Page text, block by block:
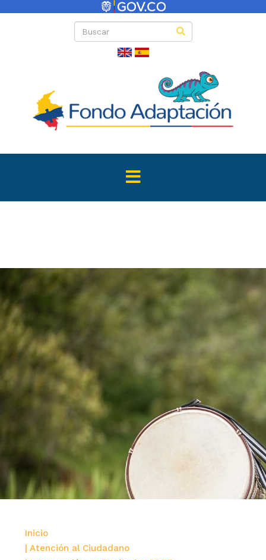
Inicio
| Atención al Ciudadano